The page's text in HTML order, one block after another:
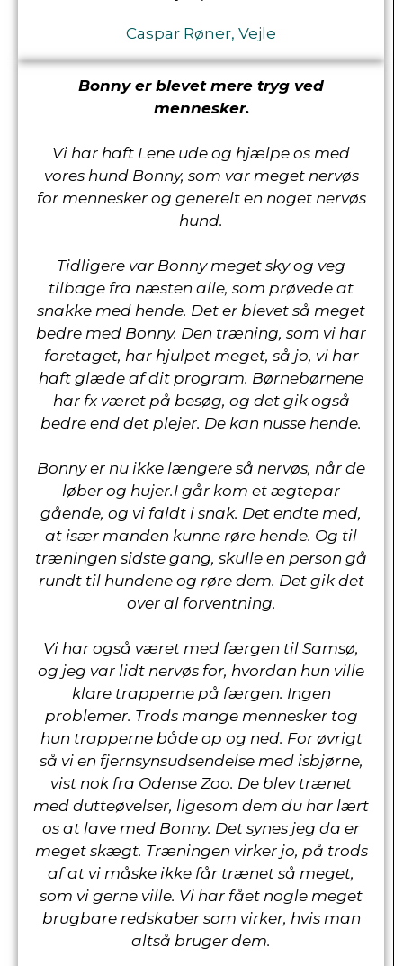
Caspar Røner, Vejle
Bonny er blevet mere tryg ved
mennesker.
Vi har haft Lene ude og hjælpe os med
vores hund Bonny, som var meget nervøs
for mennesker og generelt en noget nervøs
hund.
Tidligere var Bonny meget sky og veg
tilbage fra næsten alle, som prøvede at
snakke med hende. Det er blevet så meget
bedre med Bonny. Den træning, som vi har
foretaget, har hjulpet meget, så jo, vi har
haft glæde af dit program. Børnebørnene
har fx været på besøg, og det gik også
bedre end det plejer. De kan nusse hende.
Bonny er nu ikke længere så nervøs, når de
løber og hujer.I går kom et ægtepar
gående, og vi faldt i snak. Det endte med,
at især manden kunne røre hende. Og til
træningen sidste gang, skulle en person gå
rundt til hundene og røre dem. Det gik det
over al forventning.
Vi har også været med færgen til Samsø,
og jeg var lidt nervøs for, hvordan hun ville
klare trapperne på færgen. Ingen
problemer. Trods mange mennesker tog
hun trapperne både op og ned. For øvrigt
så vi en fjernsynsudsendelse med isbjørne,
vist nok fra Odense Zoo. De blev trænet
med dutteøvelser, ligesom dem du har lært
os at lave med Bonny. Det synes jeg da er
meget skægt. Træningen virker jo, på trods
af at vi måske ikke får trænet så meget,
som vi gerne ville. Vi har fået nogle meget
brugbare redskaber som virker, hvis man
altså bruger dem.